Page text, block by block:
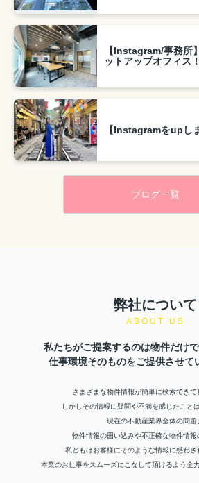
【Instagram/事務所
ットアップオフィス！
【Instagramをupし
ブログ一覧
弊社について
ABOUT US
私たちがご提案するのは物件だけで
仕事環境そのものをご提供させて
さまざまな物件情報が簡単に検索できて
しかしその情報に疑問や不満を感じたこと
現在の不動産業界全体の問題
物件情報の囲い込みや不正確な物件情報
私どもはお客様にそのような情報に惑わさ
本業のお仕事をスムーズにこなして頂けるよう全